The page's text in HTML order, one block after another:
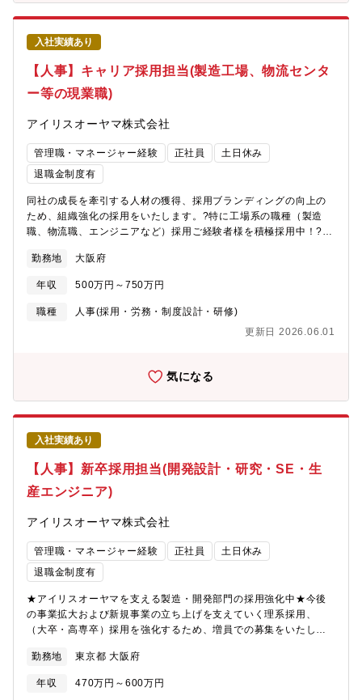
入社実績あり
【人事】キャリア採用担当(製造工場、物流センタ
ー等の現業職)
アイリスオーヤマ株式会社
管理職・マネージャー経験 正社員
土日休み
退職金制度有
同社の成長を牽引する人材の獲得、採用ブランディングの向上の
ため、組織強化の採用をいたします。?特に工場系の職種（製造
職、物流職、エンジニアなど）採用ご経験者様を積極採用中！?
終面接同席）・採用イベントへ出展・広告媒体、エージェント商
談・メンバーマネジメント ・コスト管理 など■同社は
総合メーカーとして国内に12の工場がございます。特に、食品や
飲料の製造を始め年間200人以上のキャリア採用を行っており工場
ルアップが叶えられる環境です。採用人数、金額規模間も大幅な
面接でお話ください！■やりがい東北にとどまらず、全国でも注目
されている同社にて採用活動を通じた企業ブランディングの向上
を実現してください。全国の工場人事・工場長と協力しながら採
用人数の獲得を目指していただくため、周りを巻き込む行動力・
人間力が重要です。あなたのスキルを活かしませんか？■働く環境
についてメンバー：仙台6名・東京1名の7名チームです。男女比
（5：5）平均年齢：34歳環境：東北地方にも現業担当がいるた
め、西日本・東日本で分割した採用を予定しています。
勤務地 大阪府
年収 500万円～750万円
職種
人事(採用・労務・制度設計・研修)
更新日 2026.06.01
気になる
入社実績あり
【人事】新卒採用担当(開発設計・研究・SE・生
産エンジニア)
アイリスオーヤマ株式会社
管理職・マネージャー経験 正社員
土日休み
退職金制度有
★アイリスオーヤマを支える製造・開発部門の採用強化中★今後
の事業拡大および新規事業の立ち上げを支えていく理系採用、
（大卒・高専卒）採用を強化するため、増員での募集をいたしま
案～運営まで・会社説明会実施・面接対応（1次～最終面接アテン
ド）・学校訪問・採用実績進捗管理など◆同社では開発エンジニ
ア、応用研究職、SE、電気工事、製造物流など幅広い職種の採用
勤務地 東京都 大阪府
年収 470万円～600万円